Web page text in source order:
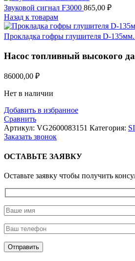
Звуковой сигнал F3000 865,00 ₽
Назад к товарам
Прокладка гофры глушителя D-
Насос топливный высокого
86000,00 ₽
Нет в наличии
Добавить в избранное
Сравнить
Артикул: VG2600083151 Категория:
Заказать звонок
ОСТАВЬТЕ ЗАЯВКУ
Оставьте заявку чтобы получить